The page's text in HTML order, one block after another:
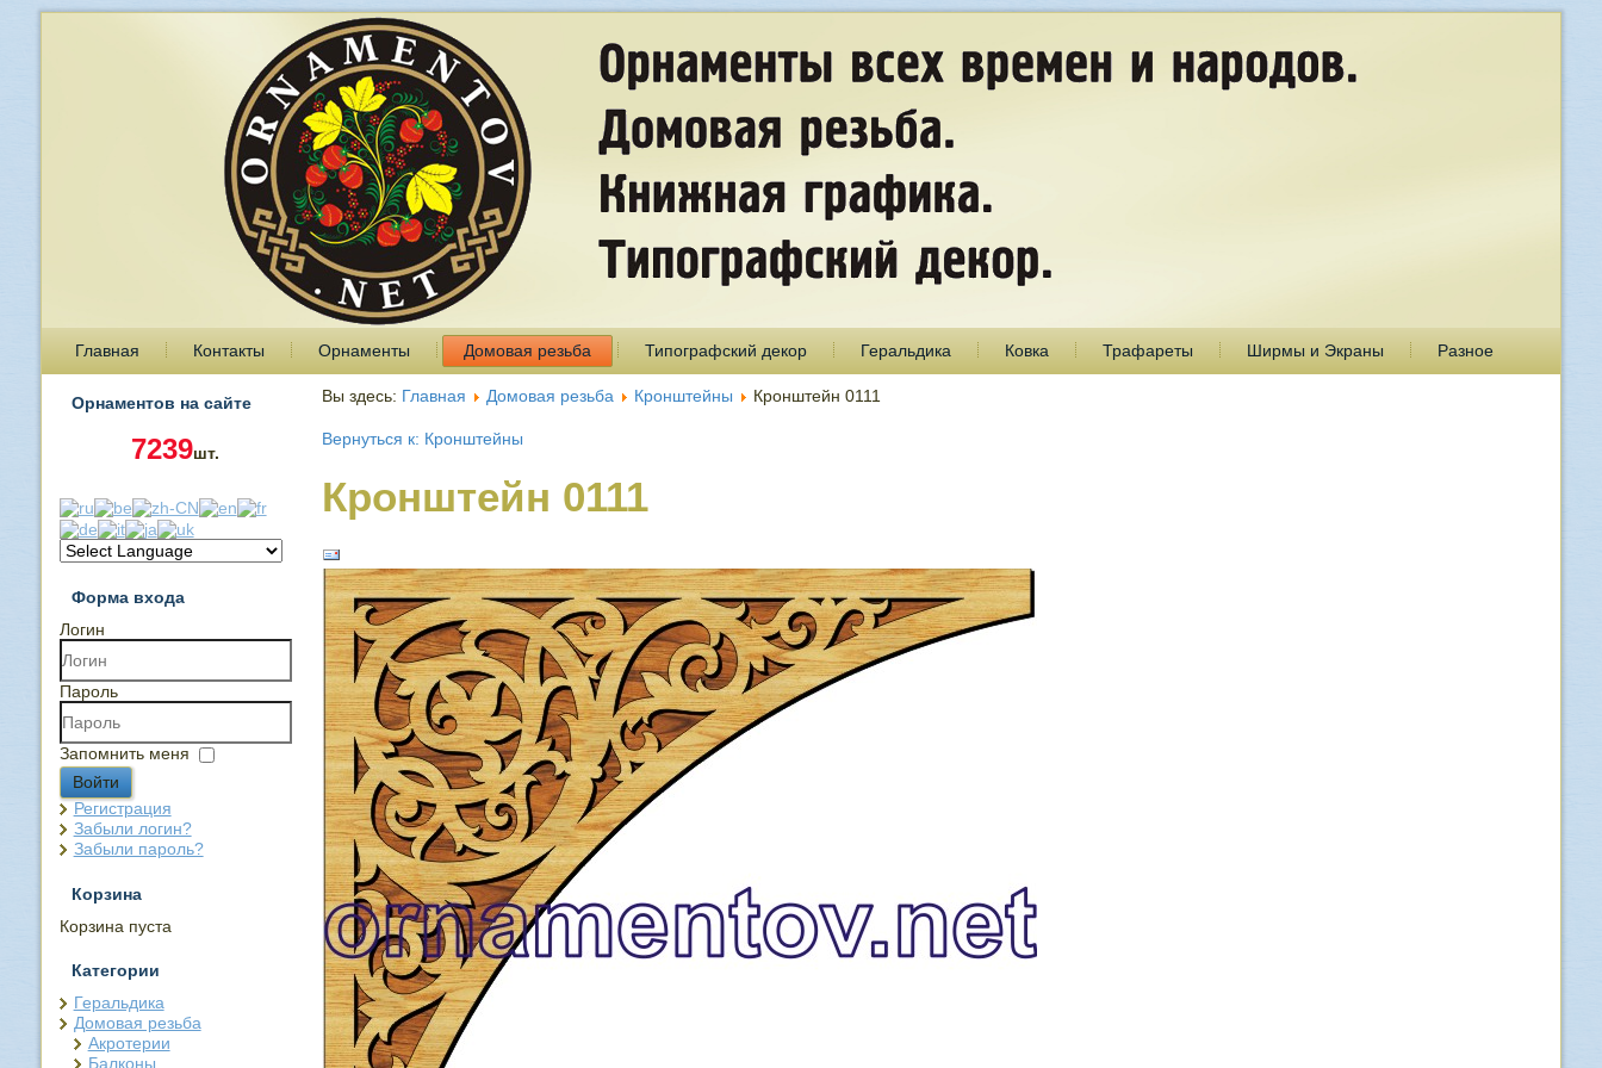
Главная Контакты Орнаменты Домовая резьба Типографский декор Геральдика Ковка Трафареты Ширмы и Экраны Разное
Орнаментов на сайте
7239шт.
Форма входа
Логин
Пароль
Запомнить меня
Войти
Регистрация
Забыли логин?
Забыли пароль?
Корзина
Корзина пуста
Категории
Геральдика
Домовая резьба
Акротерии
Балконы
Вы здесь: Главная Домовая резьба Кронштейны Кронштейн 0111
Вернуться к: Кронштейны
Кронштейн 0111